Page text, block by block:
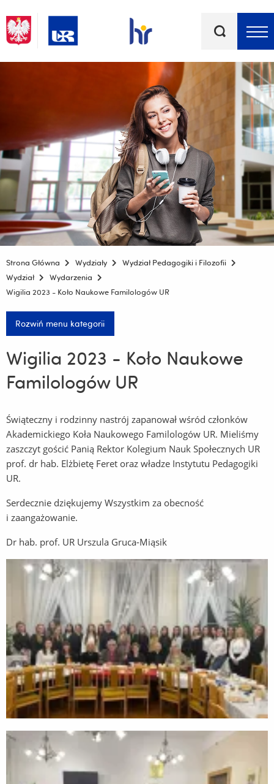
kluczowe
Strona Główna Wydziały
Wydział Pedagogiki i Filozofii
Wydział
Wydarzenia
Wigilia 2023 - Koło Naukowe Familologów UR
Rozwiń menu kategorii
Wigilia 2023 - Koło Naukowe
Familologów UR
Świąteczny i rodzinny nastrój zapanował wśród członków
Akademickiego Koła Naukowego Familologów UR. Mieliśmy
zaszczyt gościć Panią Rektor Kolegium Nauk Społecznych UR
prof. dr hab. Elżbietę Feret oraz władze Instytutu Pedagogiki
UR.
Serdecznie dziękujemy Wszystkim za obecność
i zaangażowanie.
Dr hab. prof. UR Urszula Gruca-Miąsik